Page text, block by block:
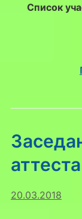
Список
20.03.2018